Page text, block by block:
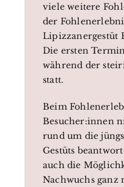
viele weitere
der
Lipizzanergestüt
Die ersten
während der
statt.
Beim
Besucher:innen
rund um die
Gestüts
auch die
Nachwuchs ganz